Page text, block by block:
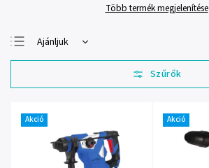
Több termék megjelenítése
Ajánljuk
Legolcsóbb elöl
Legdrágább
termékek
ABC szerint
Akció Akció